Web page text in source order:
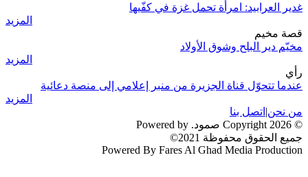
غدير العرابيد: امرأة تحمل غزة في كفّيها
المزيد
قصة مخيم
مخيّم دير البلح وشوق الأولاد
المزيد
رأي
عندما تتحوّل قناة الجزيرة من منبر إعلامي إلى منصة دعائية
المزيد
من نحن| اتصل بنا
© 2026 Copyright صمود. Powered by
جميع الحقوق محفوظة 2021©
Powered By Fares Al Ghad Media Production